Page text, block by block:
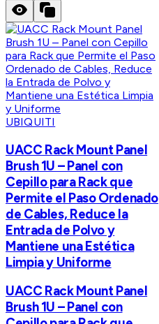
UBIQUITI
UACC Rack Mount Panel
Brush 1U – Panel con
Cepillo para Rack que
Permite el Paso Ordenado
de Cables, Reduce la
Entrada de Polvo y
Mantiene una Estética
Limpia y Uniforme
UACC Rack Mount Panel
Brush 1U – Panel con